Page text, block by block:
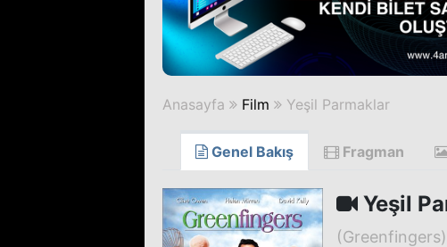
Anasayfa Film Yeşil Parmaklar
Genel Bakış Fragman
Yeşil
(Greenfingers)